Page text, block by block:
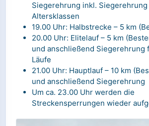
Siegerehrung inkl.
Altersklassen
19.00 Uhr: Halbstrecke – 5 km
20.00 Uhr: Elitelauf – 5 km
und anschließend Siegerehrung
Läufe
21.00 Uhr: Hauptlauf – 10 km
und anschließend Siegerehrung
Um ca. 23.00 Uhr werden die
Streckensperrungen wieder